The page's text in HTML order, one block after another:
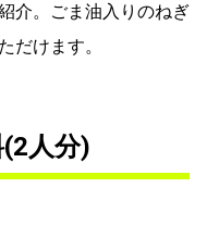
介。ごま油入りのねぎ
だけます。
人分)